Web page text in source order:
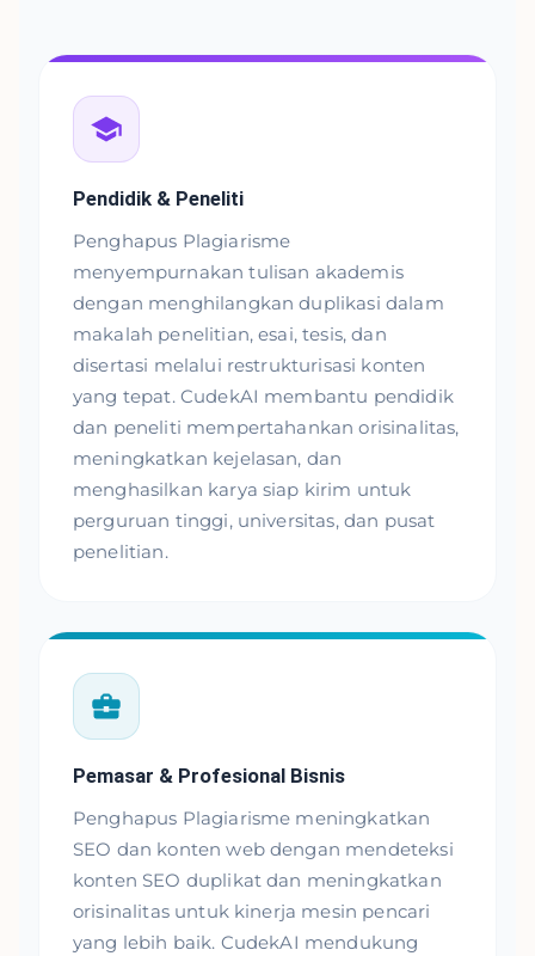
Pendidik & Peneliti
Penghapus Plagiarisme
menyempurnakan tulisan akademis
dengan menghilangkan duplikasi dalam
makalah penelitian, esai, tesis, dan
disertasi melalui restrukturisasi konten
yang tepat. CudekAI membantu pendidik
dan peneliti mempertahankan orisinalitas,
meningkatkan kejelasan, dan
menghasilkan karya siap kirim untuk
perguruan tinggi, universitas, dan pusat
penelitian.
Pemasar & Profesional Bisnis
Penghapus Plagiarisme meningkatkan
SEO dan konten web dengan mendeteksi
konten SEO duplikat dan meningkatkan
orisinalitas untuk kinerja mesin pencari
yang lebih baik. CudekAI mendukung